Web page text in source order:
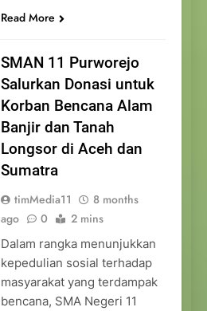
Read More
SMAN 11 Purworejo
Salurkan Donasi untuk
Korban Bencana Alam
Banjir dan Tanah
Longsor di Aceh dan
Sumatra
timMedia11
8 months
ago
0 2 mins
Dalam rangka menunjukkan
kepedulian sosial terhadap
masyarakat yang terdampak
bencana, SMA Negeri 11